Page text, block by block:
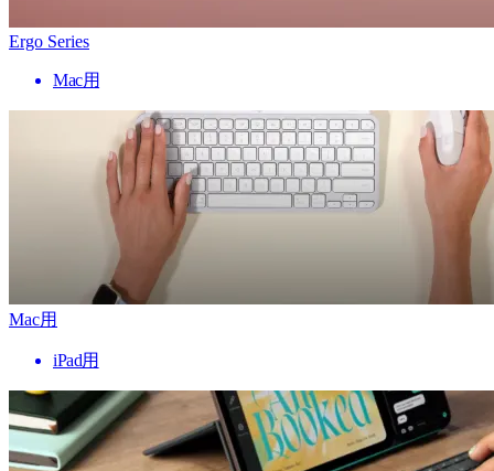
Ergo Series
Mac用
Mac用
iPad用